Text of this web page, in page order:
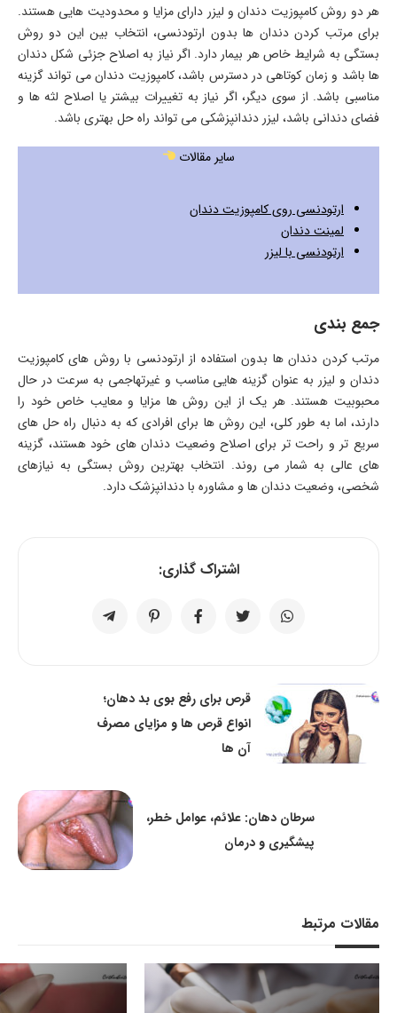
هر دو روش کامپوزیت دندان و لیزر دارای مزایا و محدودیت هایی هستند.
برای مرتب کردن دندان ها بدون ارتودنسی، انتخاب بین این دو روش
بستگی به شرایط خاص هر بیمار دارد. اگر نیاز به اصلاح جزئی شکل دندان
ها باشد و زمان کوتاهی در دسترس باشد، کامپوزیت دندان می تواند گزینه
مناسبی باشد. از سوی دیگر، اگر نیاز به تغییرات بیشتر یا اصلاح لثه ها و
فضای دندانی باشد، لیزر دندانپزشکی می تواند راه حل بهتری باشد.
سایر مقالات
ارتودنسی روی کامپوزیت دندان
لمینت دندان
ارتودنسی با لیزر
جمع بندی
مرتب کردن دندان ها بدون استفاده از ارتودنسی با روش های کامپوزیت
دندان و لیزر به عنوان گزینه هایی مناسب و غیرتهاجمی به سرعت در حال
محبوبیت هستند. هر یک از این روش ها مزایا و معایب خاص خود را
دارند، اما به طور کلی، این روش ها برای افرادی که به دنبال راه حل های
سریع تر و راحت تر برای اصلاح وضعیت دندان های خود هستند، گزینه
های عالی به شمار می روند. انتخاب بهترین روش بستگی به نیازهای
شخصی، وضعیت دندان ها و مشاوره با دندانپزشک دارد.
اشتراک گذاری:
قرص برای رفع بوی بد دهان؛
انواع قرص ها و مزایای مصرف
آن ها
سرطان دهان: علائم، عوامل خطر،
پیشگیری و درمان
مقالات مرتبط